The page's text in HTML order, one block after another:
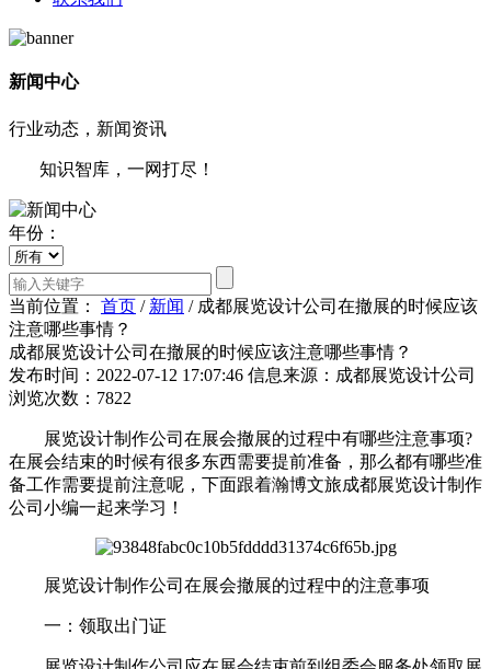
新闻中心
行业动态，新闻资讯
知识智库，一网打尽！
年份：
当前位置： 首页 / 新闻 / 成都展览设计公司在撤展的时候应该
注意哪些事情？
成都展览设计公司在撤展的时候应该注意哪些事情？
发布时间：2022-07-12 17:07:46 信息来源：成都展览设计公司
浏览次数：7822
展览设计制作公司在展会撤展的过程中有哪些注意事项?
在展会结束的时候有很多东西需要提前准备，那么都有哪些准
备工作需要提前注意呢，下面跟着瀚博文旅成都展览设计制作
公司小编一起来学习！
展览设计制作公司在展会撤展的过程中的注意事项
一：领取出门证